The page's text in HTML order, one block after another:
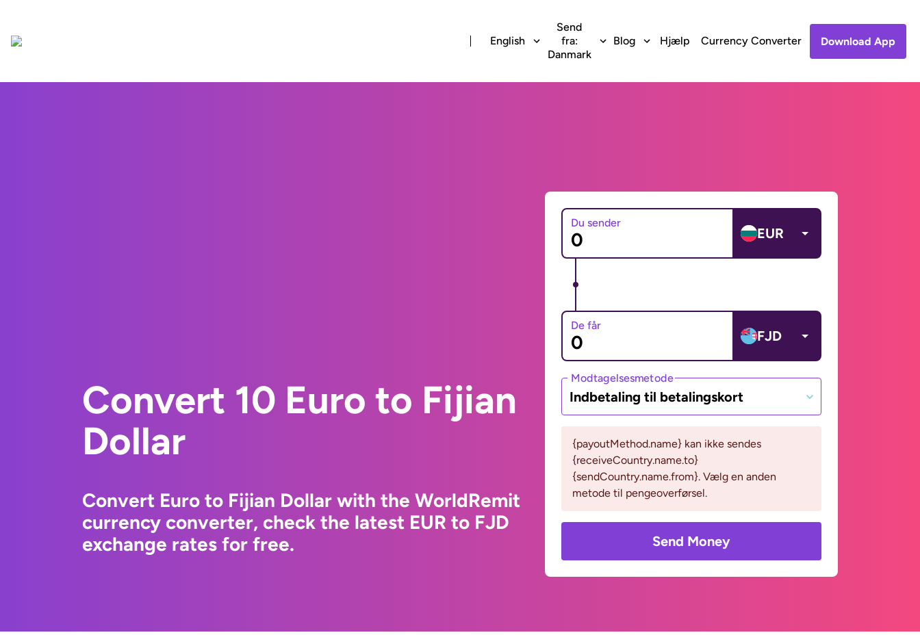
English
Send
fra:
Danmark
Blog Hjælp Currency Converter Download App
Convert 10 Euro to Fijian
Dollar
Convert Euro to Fijian Dollar with the WorldRemit
currency converter, check the latest EUR to FJD
exchange rates for free.
Du sender
EUR
De får
FJD
Modtagelsesmetode
Indbetaling til betalingskort
{payoutMethod.name} kan ikke sendes
{receiveCountry.name.to}
{sendCountry.name.from}. Vælg en anden
metode til pengeoverførsel.
Send Money